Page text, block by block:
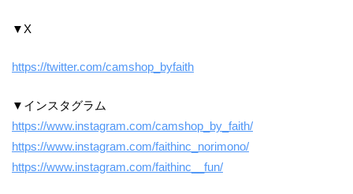
▼X
https://twitter.com/camshop_byfaith
▼インスタグラム
https://www.instagram.com/camshop_by_faith/
https://www.instagram.com/faithinc_norimono/
https://www.instagram.com/faithinc__fun/